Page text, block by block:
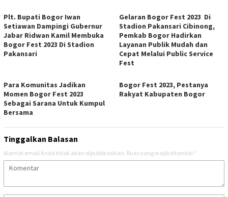
Plt. Bupati Bogor Iwan
Setiawan Dampingi Gubernur
Jabar Ridwan Kamil Membuka
Bogor Fest 2023 Di Stadion
Pakansari
Gelaran Bogor Fest 2023 Di
Stadion Pakansari Cibinong,
Pemkab Bogor Hadirkan
Layanan Publik Mudah dan
Cepat Melalui Public Service
Fest
Para Komunitas Jadikan
Momen Bogor Fest 2023
Sebagai Sarana Untuk Kumpul
Bersama
Bogor Fest 2023, Pestanya
Rakyat Kabupaten Bogor
Tinggalkan Balasan
Alamat email Anda tidak akan dipublikasikan. Ruas yang wajib ditandai *